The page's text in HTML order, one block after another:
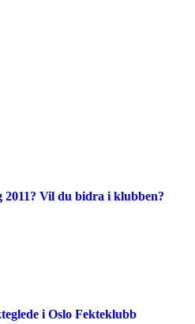
2011? Vil du bidra i klubben?
i Oslo Fekteklubb